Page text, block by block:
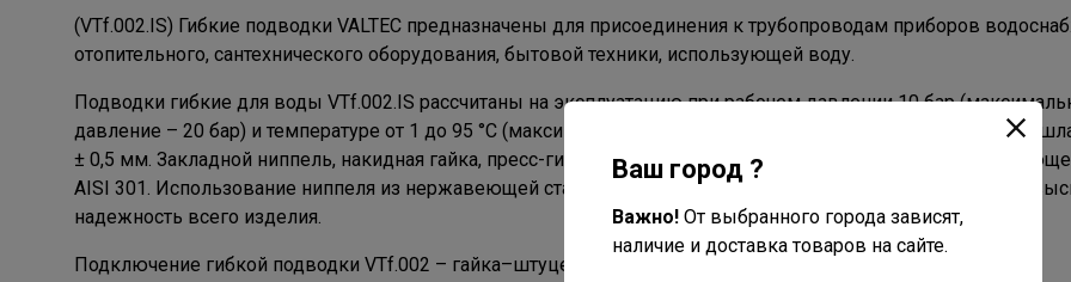
(VTf.002.IS) Гибкие подводки VALTEC предназначены для присоединения к трубопроводам приборов
отопительного, сантехнического оборудования, бытовой техники, использующей воду.
Подводки гибкие для воды VTf.002.IS рассчитаны на эксплуатацию при рабочем давлении 10 бар
давление – 20 бар) и температуре от 1 до 95 °C (максимальная температура – 100 °C). Внутренний диаметр
± 0,5 мм. Закладной ниппель, накидная гайка, пресс-гильзы и оплетка подводок изготовлены из
AISI 301. Использование ниппеля из нержавеющей стали позволило исключить излом этого элемента,
надежность всего изделия.
Подключение гибкой подводки VTf.002 – гайка–штуцер, диаметр присоединения – 1/2”.
Ваш город ?
Важно! От выбранного города зависят,
наличие и доставка товаров на сайте.